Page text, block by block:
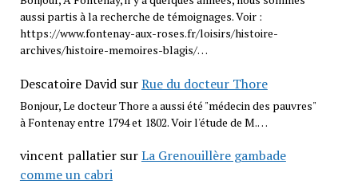
aussi partis à la recherche de témoignages. Voir :
https://www.fontenay-aux-roses.fr/loisirs/histoire-
archives/histoire-memoires-blagis/…
Descatoire DavidsurRue du docteur Thore
Bonjour, Le docteur Thore a aussi été "médecin des pauvres"
à Fontenay entre 1794 et 1802. Voir l'étude de M.…
vincent pallatiersurLa Grenouillère gambade
comme un cabri